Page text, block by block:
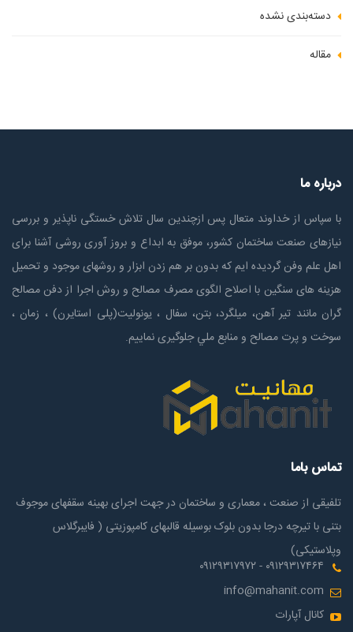
دسته‌بندی نشده
مقاله
درباره ما
با سپاس از خداوند متعال پس ازچندين سال تلاش خستگی ناپذير و بررسی
نیازهای صنعت ساختمان كشور، موفق به ابداع و بروز آوری روشی آشنا برای
اهل علم وفن گردیده ایم که بدون بر هم زدن ابزار و روشهای موجود و تحمیل
هزینه های سنگین با اصلاح الگوی مصرف مصالح و روش اجرا از دفن مصالح
گران مانند تیر آهن، میلگرد، بتن، سفال ، یونولیت(پلی استايرن) ، زمان ،
سوخت و پرت مصالح و منابع ملي جلوگیری نماییم.
تماس باما
تلفیقی از صنعت ، معماری و ساختمان در جهت اجرای بهینه سقفهای موجوف
بتنی با تیرچه درجا بدون بلوک بوسیله قالبهای کامپوزیتی ( فایبرگلاس
وپلاستیکی)
۰۹۱۲۹۳۱۷۴۶۴ - ۰۹۱۲۹۳۱۷۹۷۲
info@mahanit.com
کانال آپارات